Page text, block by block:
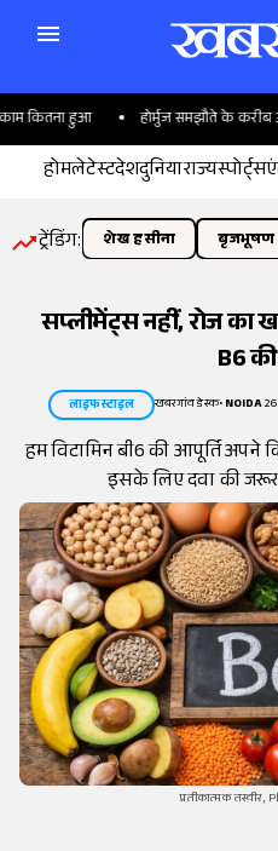
हुआ होर्मुज समझौते के करीब
होमलेटेस्टदेशदुनियाराज्यस्पोर्ट्स
ट्रेंडिंग: शेख हसीना बृजभूषण
सप्लीमेंट्स नहीं, रोज का
B6
लाइफस्टाइल खबरगांव डेस्क•NOIDA
हम विटामिन बी6 की आपूर्ति
इसके लिए दवा की
प्रतीकात्मक तस्वीर,